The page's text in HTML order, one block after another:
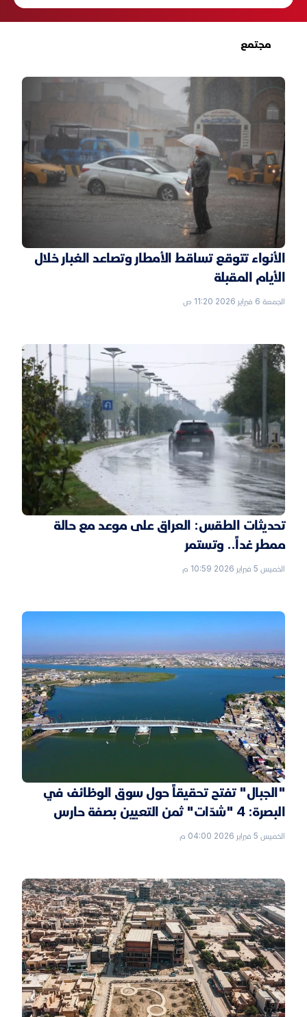
مجتمع
الأنواء تتوقع تساقط الأمطار وتصاعد الغبار خلال
الأيام المقبلة
الجمعة 6 فبراير 2026 11:20 ص
تحديثات الطقس: العراق على موعد مع حالة
ممطر غداً.. وتستمر
الخميس 5 فبراير 2026 10:59 م
"الجبال" تفتح تحقيقاً حول سوق الوظائف في
البصرة: 4 "شدّات" ثمن التعيين بصفة حارس
الخميس 5 فبراير 2026 04:00 م